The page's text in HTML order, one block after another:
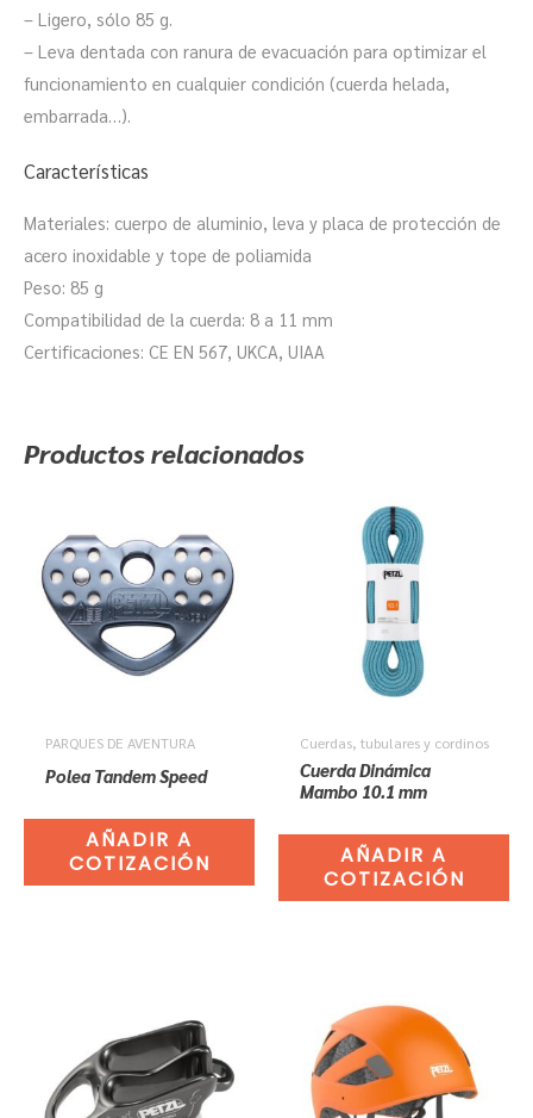
– Ligero, sólo 85 g.
– Leva dentada con ranura de evacuación para optimizar el
funcionamiento en cualquier condición (cuerda helada,
embarrada…).
Características
Materiales: cuerpo de aluminio, leva y placa de protección de
acero inoxidable y tope de poliamida
Peso: 85 g
Compatibilidad de la cuerda: 8 a 11 mm
Certificaciones: CE EN 567, UKCA, UIAA
Productos relacionados
PARQUES DE AVENTURA
Polea Tandem Speed
AÑADIR A
COTIZACIÓN
Cuerdas, tubulares y cordinos
Cuerda Dinámica
Mambo 10.1 mm
AÑADIR A
COTIZACIÓN